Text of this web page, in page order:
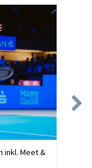
inkl. Meet &